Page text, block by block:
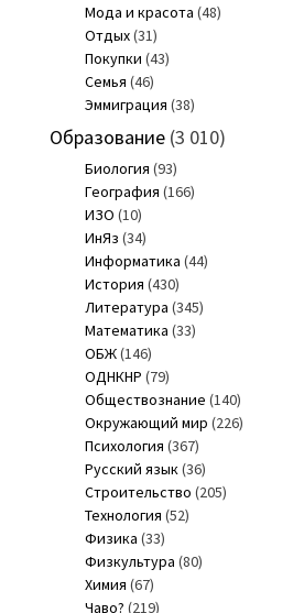
Мода и красота (48)
Отдых(31)
Покупки (43)
Семья (46)
Эммиграция (38)
Образование(3 010)
Биология (93)
География (166)
ИЗО (10)
ИнЯз (34)
Информатика (44)
История (430)
Литература (345)
Математика (33)
ОБЖ(146)
ОДНКНР (79)
Обществознание (140)
Окружающий мир (226)
Психология (367)
Русский язык(36)
Строительство (205)
Технология (52)
Физика (33)
Физкультура (80)
Химия (67)
Чаво? (219)